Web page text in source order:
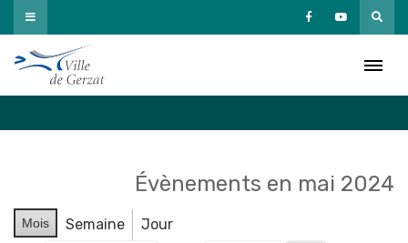
Passer
au
contenu
Évènements en mai 2024
Mois Semaine
Jour